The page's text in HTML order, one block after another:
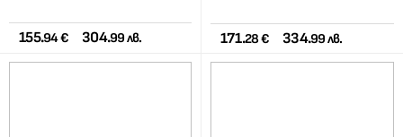
155.94 € 304.99 лв. 171.28 € 334.99 лв.